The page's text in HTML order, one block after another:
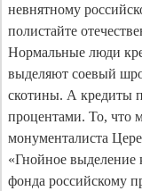
невнятному
полистайте
Нормальные люди
выделяют соевый
скотины. А кредиты
процентами. То, что
монументалиста
«Гнойное
фонда российскому